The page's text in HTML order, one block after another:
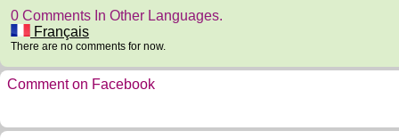
0 Comments In Other Languages.
Français
There are no comments for now.
Comment on Facebook